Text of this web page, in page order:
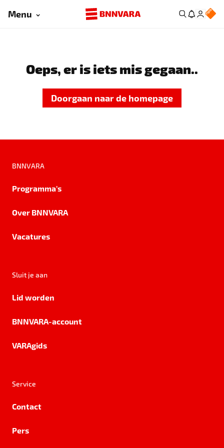
Menu
Oeps, er is iets mis gegaan..
Doorgaan naar de homepage
BNNVARA
Programma's
Over BNNVARA
Vacatures
Sluit je aan
Lid worden
BNNVARA-account
VARAgids
Service
Contact
Pers